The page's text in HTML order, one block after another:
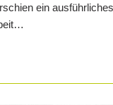
ein